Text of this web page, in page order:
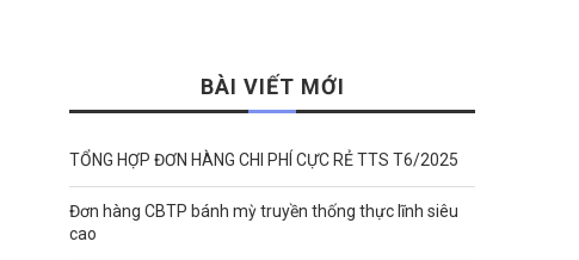
BÀI VIẾT MỚI
TỔNG HỢP ĐƠN HÀNG CHI PHÍ CỰC RẺ TTS T6/2025
Đơn hàng CBTP bánh mỳ truyền thống thực lĩnh siêu
cao